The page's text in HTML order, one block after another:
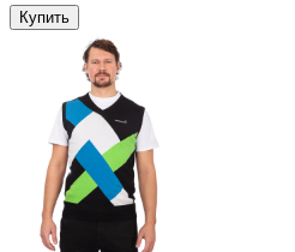
Купить